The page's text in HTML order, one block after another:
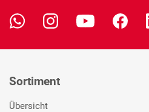
Sortiment
Übersicht